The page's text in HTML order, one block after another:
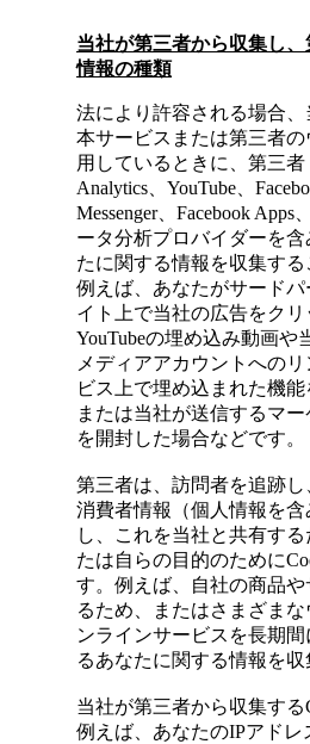
当社が第三者から収集し
情報の種類
法により許容される場合
本サービスまたは第三者の
用しているときに、第三者
Analytics、YouTube、
Messenger、Facebook
ータ分析プロバイダーを
たに関する情報を収集する
例えば、あなたがサード
イト上で当社の広告をクリ
YouTubeの埋め込み動画や
メディアアカウントへの
ビス上で埋め込まれた機能
または当社が送信するマ
を開封した場合などです。
第三者は、訪問者を追跡
消費者情報（個人情報を
し、これを当社と共有す
たは自らの目的のために
す。例えば、自社の商品
るため、またはさまざま
ンラインサービスを長期
るあなたに関する情報を収
当社が第三者から収集する
例えば、あなたのIPアド